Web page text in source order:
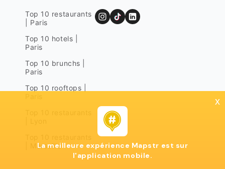
Top 10 restaurants
| Paris
Top 10 hotels |
Paris
Top 10 brunchs |
Paris
Top 10 rooftops |
| Marseille
x
La meilleure expérience Mapstr est sur
l'application mobile.